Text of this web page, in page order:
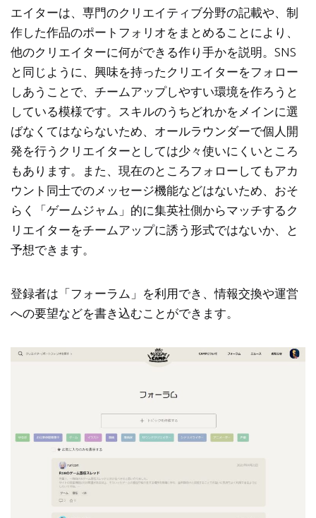
エイターは、専門のクリエイティブ分野の記載や、制
作した作品のポートフォリオをまとめることにより、
他のクリエイターに何ができる作り手かを説明。SNS
と同じように、興味を持ったクリエイターをフォロー
しあうことで、チームアップしやすい環境を作ろうと
している模様です。スキルのうちどれかをメインに選
ばなくてはならないため、オールラウンダーで個人開
発を行うクリエイターとしては少々使いにくいところ
もあります。また、現在のところフォローしてもアカ
ウント同士でのメッセージ機能などはないため、おそ
らく「ゲームジャム」的に集英社側からマッチするク
リエイターをチームアップに誘う形式ではないか、と
予想できます。
登録者は「フォーラム」を利用でき、情報交換や運営
への要望などを書き込むことができます。